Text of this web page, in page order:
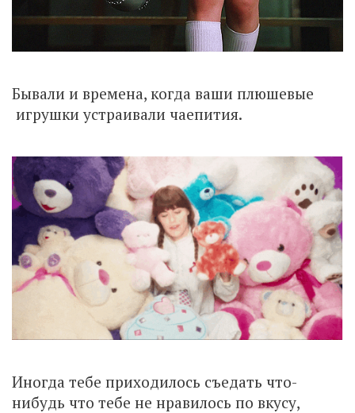
Бывали и времена, когда ваши плюшевые
игрушки устраивали чаепития.
Иногда тебе приходилось съедать что-
нибудь что тебе не нравилось по вкусу,